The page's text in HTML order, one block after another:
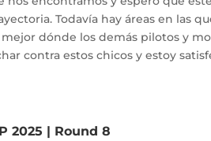
Todavía hay áreas en las
dónde los demás pilotos y
contra estos chicos y estoy
2025 | Round 8